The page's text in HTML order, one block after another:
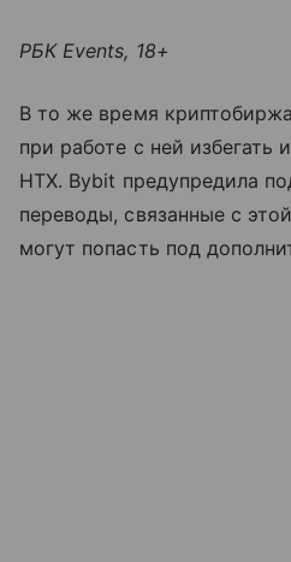
РБК Events, 18+
В то же время
при работе с ней избегать
HTX. Bybit предупредила
переводы, связанные с
могут попасть под